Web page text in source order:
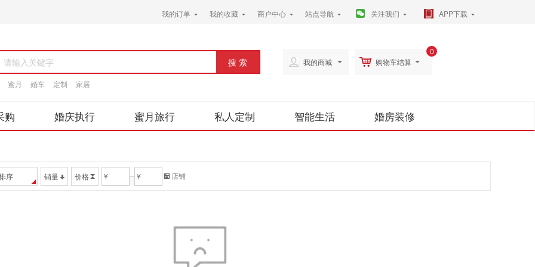
我的订单 我的收藏 商户中心 站点导航 关注我们 APP下载
请输入关键字
蜜月 婚车 定制 家居
0
购物车结算
我的商城
购 婚庆执行 蜜月旅行 私人定制 智能生活 婚房装修
序 销量 价格 ¥ ¥ 店铺